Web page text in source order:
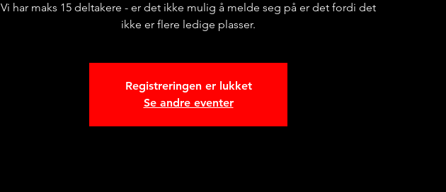
Vi har maks 15 deltakere - er det ikke mulig å melde seg på er det fordi det
ikke er flere ledige plasser.
Registreringen er lukket
Se andre eventer